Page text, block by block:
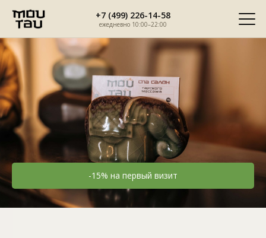
+7 (499) 226-14-58
ежедневно 10:00–22:00
-15% на первый визит